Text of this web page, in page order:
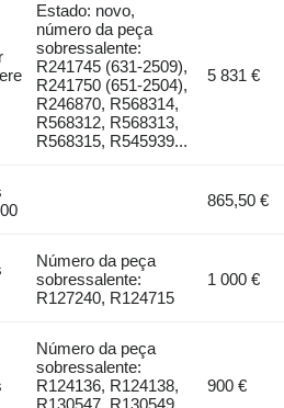
Estado: novo,
número da peça
sobressalente:
R241745 (631-2509),
R241750 (651-2504),
R246870, R568314,
R568312, R568313,
R568315, R545939...
5 831 €
865,50 €
Número da peça
sobressalente:
R127240, R124715
1 000 €
Número da peça
sobressalente:
R124136, R124138,
R130547, R130549,
900 €